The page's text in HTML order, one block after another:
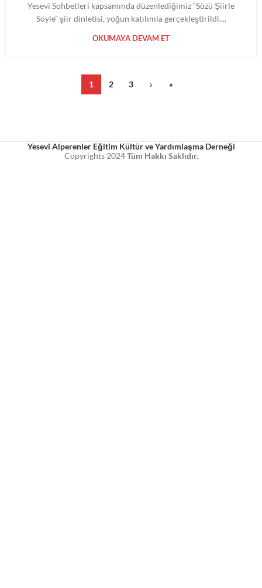
Yesevi Sohbetleri kapsamında düzenlediğimiz “Sözü Şiirle
Söyle” şiir dinletisi, yoğun katılımla gerçekleştirildi....
OKUMAYA DEVAM ET
1 2 3 › »
Yesevi Alperenler Eğitim Kültür ve Yardımlaşma Derneği
Copyrights 2024Tüm Hakkı Saklıdır.